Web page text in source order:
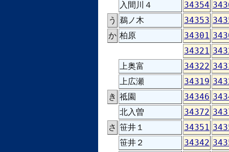
入間川４
34354
う 鵜ノ木 34353
か 柏原 34301
34321
上奥富
34322
上広瀬
34319
き 祗園 34346
北入曽
34372
さ 笹井１ 34351
笹井２
34342